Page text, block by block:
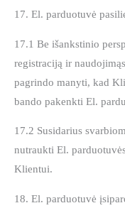
17. El. parduotuvė
17.1 Be išankstinio
registraciją ir
pagrindo manyti, kad
bando pakenkti El.
17.2 Susidarius
nutraukti El.
Klientui.
18. El. parduotuvė